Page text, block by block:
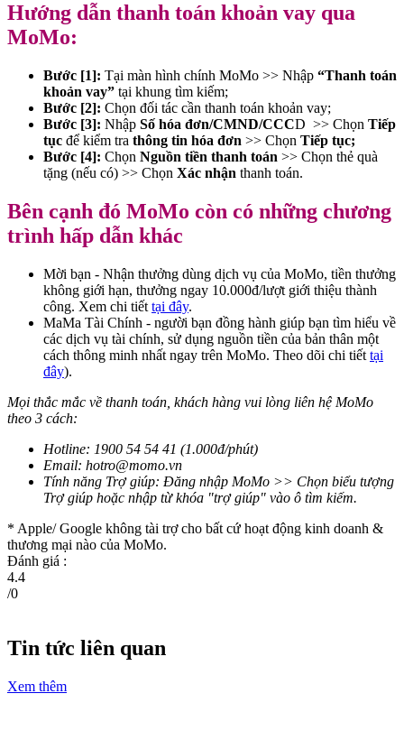
Hướng dẫn thanh toán khoản vay qua
MoMo:
Bước [1]: Tại màn hình chính MoMo >> Nhập “Thanh toán
khoản vay” tại khung tìm kiếm;
Bước [2]: Chọn đối tác cần thanh toán khoản vay;
Bước [3]: Nhập Số hóa đơn/CMND/CCCD >> Chọn Tiếp
tục để kiểm tra thông tin hóa đơn >> Chọn Tiếp tục;
Bước [4]: Chọn Nguồn tiền thanh toán >> Chọn thẻ quà
tặng (nếu có) >> Chọn Xác nhận thanh toán.
Bên cạnh đó MoMo còn có những chương
trình hấp dẫn khác
Mời bạn - Nhận thưởng dùng dịch vụ của MoMo, tiền thưởng
không giới hạn, thưởng ngay 10.000đ/lượt giới thiệu thành
công. Xem chi tiết tại đây.
MaMa Tài Chính - người bạn đồng hành giúp bạn tìm hiểu về
các dịch vụ tài chính, sử dụng nguồn tiền của bản thân một
cách thông minh nhất ngay trên MoMo. Theo dõi chi tiết tại
đây).
Mọi thắc mắc về thanh toán, khách hàng vui lòng liên hệ MoMo
theo 3 cách:
Hotline: 1900 54 54 41 (1.000đ/phút)
Email: hotro@momo.vn
Tính năng Trợ giúp: Đăng nhập MoMo >> Chọn biểu tượng
Trợ giúp hoặc nhập từ khóa "trợ giúp" vào ô tìm kiếm.
* Apple/ Google không tài trợ cho bất cứ hoạt động kinh doanh &
thương mại nào của MoMo.
Đánh giá :
4.4
/0
Tin tức liên quan
Xem thêm